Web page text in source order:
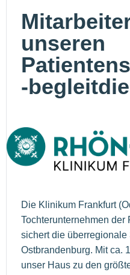
unseren
-
Die Klinikum Frankfurt
Tochterunternehmen der
sichert die
Ostbrandenburg. Mit ca.
unser Haus zu den